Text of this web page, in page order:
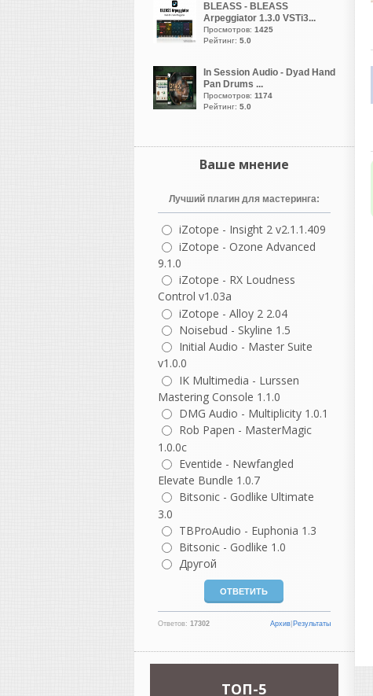
под джазовый оркестр поёт
кто либо. Твоя хвалёная
призма вместе с вокалом
guter
написал 06.08.2026 в23:19
ONE OF THE MOST
POPULAR AND ENDURING
MADE
Возрождение Ностальгии |
Скоро...
Отмечая двадцатилетие
существования в качестве
одной из самых популярных
и долговечных библиотек
сэмплов,
Nostalgia возвращается в
специальном юбилейном
издании, посвященном 20-
летию.
guter
написал 06.08.2026 в22:37
не согласна с этим
комментарием, но
В нем есть доля
ностальгии, но как
описание реальности он
сильно идеализирован.
Разберем по частям.
«Как же было спокойно до
На самом деле не совсем.
но были свои проблемы:
BLEASS - BLEASS
Arpeggiator 1.3.0 VSTi3...
Просмотров: 1425
Рейтинг: 5.0
In Session Audio - Dyad Hand
Pan Drums ...
Просмотров: 1174
Рейтинг: 5.0
Ваше мнение
Лучший плагин для мастеринга:
iZotope - Insight 2 v2.1.1.409
iZotope - Ozone Advanced
9.1.0
iZotope - RX Loudness
Control v1.03a
iZotope - Alloy 2 2.04
Noisebud - Skyline 1.5
Initial Audio - Master Suite
v1.0.0
IK Multimedia - Lurssen
Mastering Console 1.1.0
DMG Audio - Multiplicity 1.0.1
Rob Papen - MasterMagic
1.0.0c
Eventide - Newfangled
Elevate Bundle 1.0.7
Bitsonic - Godlike Ultimate
3.0
TBProAudio - Euphonia 1.3
Bitsonic - Godlike 1.0
Другой
Ответов: 17302 Результаты
|
Архив
TOП-5